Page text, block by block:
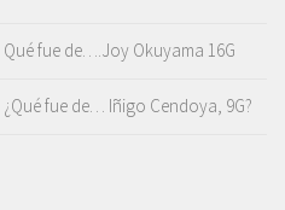
Qué fue de….Joy Okuyama 16G
¿Qué fue de… Iñigo Cendoya, 9G?